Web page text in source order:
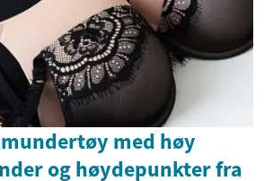
med høy
og høydepunkter fra